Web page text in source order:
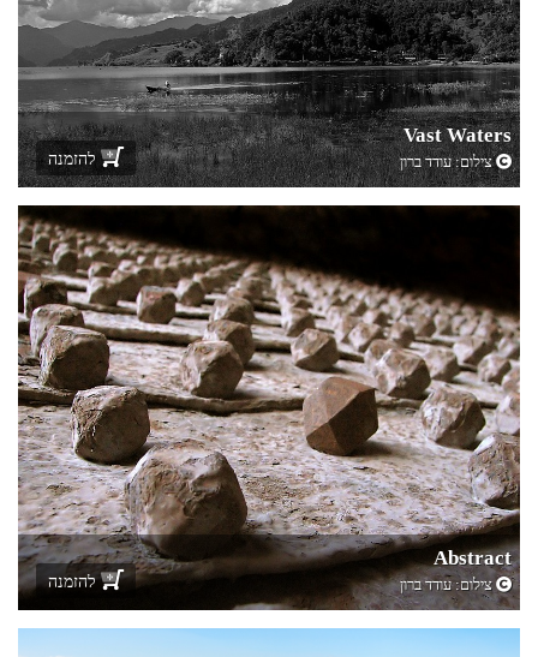
Vast Waters
צילום:עודד ברון להזמנה
Abstract
צילום:עודד ברון להזמנה